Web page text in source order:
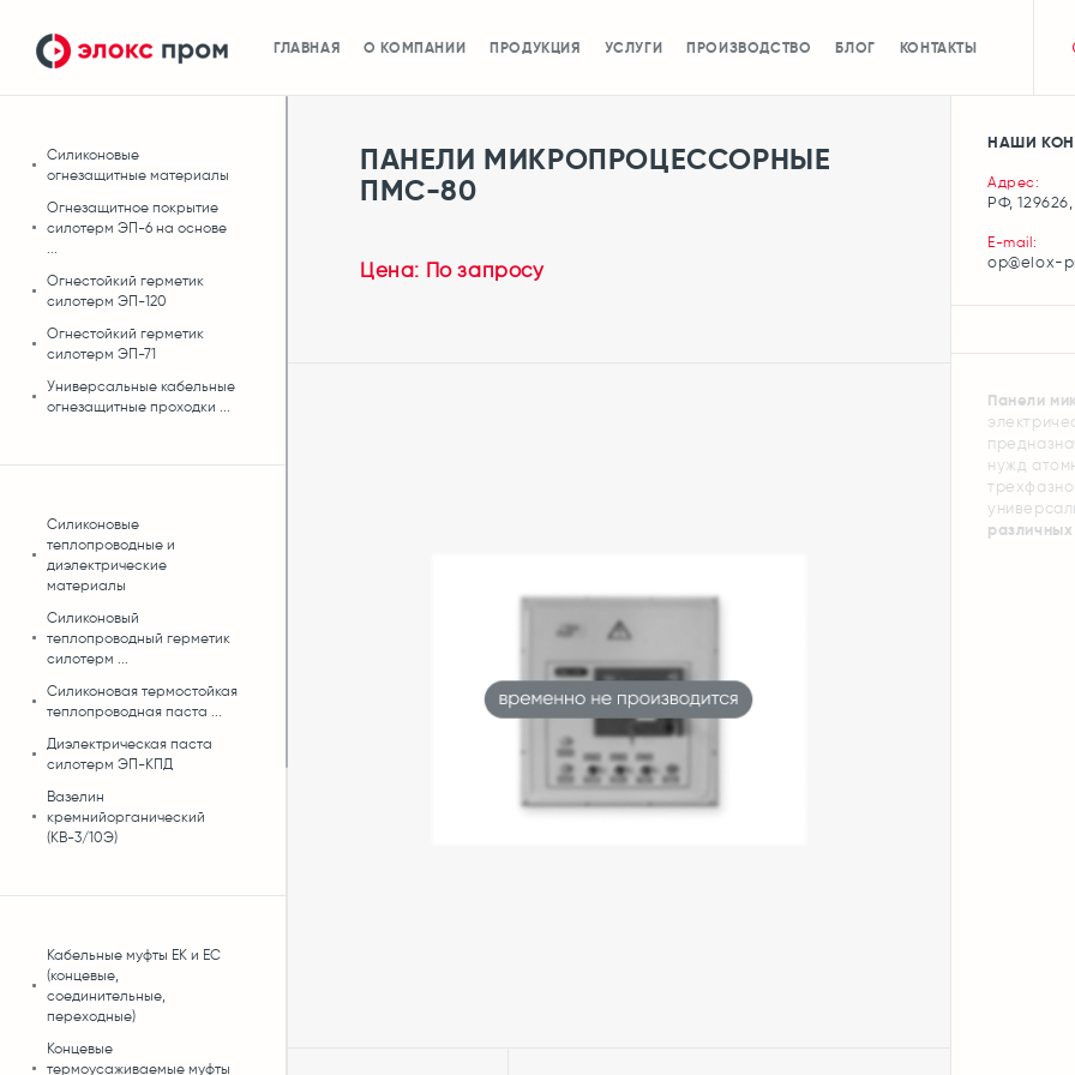
ГЛАВНАЯ О КОМПАНИИ ПРОДУКЦИЯ УСЛУГИ ПРОИЗВОДСТВО БЛОГ КОНТАКТЫ
Силиконовые
огнезащитные материалы
Огнезащитное покрытие
силотерм ЭП-6 на основе
...
Огнестойкий герметик
силотерм ЭП-120
Огнестойкий герметик
силотерм ЭП-71
Универсальные кабельные
огнезащитные проходки ...
Силиконовые
теплопроводные и
диэлектрические
материалы
Силиконовый
теплопроводный герметик
силотерм ...
Силиконовая термостойкая
теплопроводная паста ...
Диэлектрическая паста
силотерм ЭП-КПД
Вазелин
кремнийорганический
(КВ-3/10Э)
Кабельные муфты ЕК и ЕС
(концевые,
соединительные,
переходные)
Концевые
термоусаживаемые муфты
ПАНЕЛИ МИКРОПРОЦЕССОРНЫЕ
ПМС-80
Цена: По запросу
НАШИ
Адрес:
РФ,
E-mail:
op@elox-
Панели
нужд
различных